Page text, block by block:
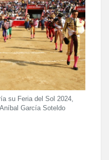
su Feria del Sol 2024,
García Soteldo